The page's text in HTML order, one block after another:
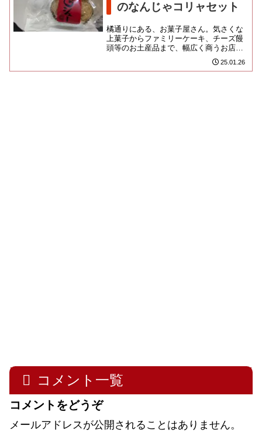
のなんじゃコリャセット
橘通りにある、お菓子屋さん。気さくな
上菓子からファミリーケーキ、チーズ饅
頭等のお土産品まで、幅広く商うお店で
す。なにやら闘争中の法政大学のごと
く、店頭がゲバゲバになっており...25.01.26
コメント一覧
コメントをどうぞ
メールアドレスが公開されることはありません。